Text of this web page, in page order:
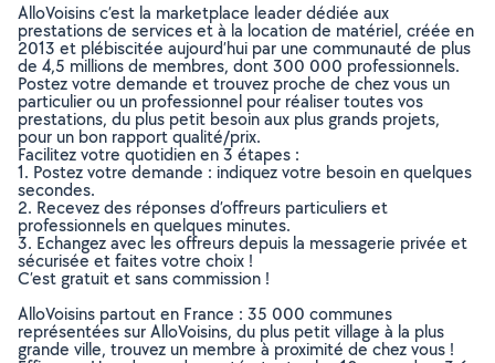
AlloVoisins c’est la marketplace leader dédiée aux
prestations de services et à la location de matériel, créée en
2013 et plébiscitée aujourd’hui par une communauté de plus
de 4,5 millions de membres, dont 300 000 professionnels.
Postez votre demande et trouvez proche de chez vous un
particulier ou un professionnel pour réaliser toutes vos
prestations, du plus petit besoin aux plus grands projets,
pour un bon rapport qualité/prix.
Facilitez votre quotidien en 3 étapes :
1. Postez votre demande : indiquez votre besoin en quelques
secondes.
2. Recevez des réponses d’offreurs particuliers et
professionnels en quelques minutes.
3. Echangez avec les offreurs depuis la messagerie privée et
sécurisée et faites votre choix !
C’est gratuit et sans commission !
AlloVoisins partout en France : 35 000 communes
représentées sur AlloVoisins, du plus petit village à la plus
grande ville, trouvez un membre à proximité de chez vous !